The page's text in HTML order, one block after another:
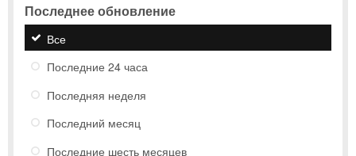
Последнее обновление
Все
Последние 24 часа
Последняя неделя
Последний месяц
Последние шесть месяцев